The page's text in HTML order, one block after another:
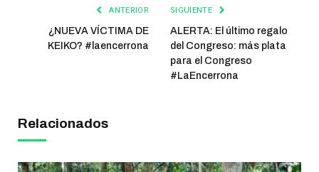
ANTERIOR
¿NUEVA VÍCTIMA DE
KEIKO? #laencerrona
SIGUIENTE
ALERTA: El último regalo
del Congreso: más plata
para el Congreso
#LaEncerrona
Relacionados